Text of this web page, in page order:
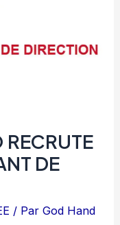
DE
/ ParGod Hand